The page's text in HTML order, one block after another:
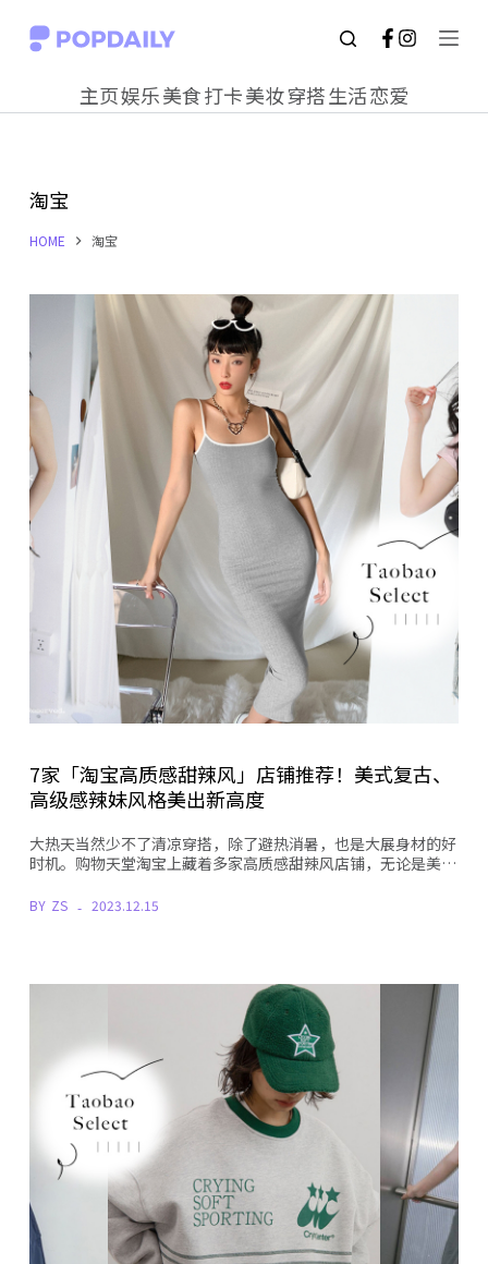
S
o
c
t
e
n
t
主页娱乐美食打卡美妆穿搭生活恋爱
淘宝
HOME 淘宝
7家「淘宝高质感甜辣风」店铺推荐！美式复古、
高级感辣妹风格美出新高度
大热天当然少不了清凉穿搭，除了避热消暑，也是大展身材的好
时机。购物天堂淘宝上藏着多家高质感甜辣风店铺，无论是美…
BY ZS 2023.12.15